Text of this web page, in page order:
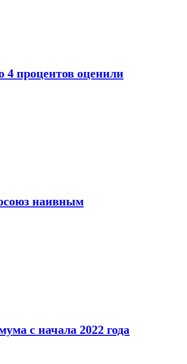
процентов оценили
наивным
с начала 2022 года